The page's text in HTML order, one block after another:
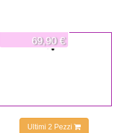
69,90 €
Ultimi 2 Pezzi